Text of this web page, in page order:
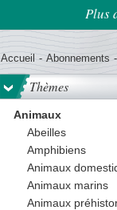
Ordre au panierPlus
Accueil - Abonnements -
Thèmes
Animaux
Abeilles
Amphibiens
Animaux
Animaux marins
Animaux